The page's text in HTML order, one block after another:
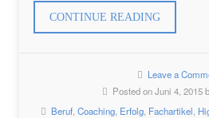
CONTINUE READING
BESIEGT
Leave a
Posted on Juni 4, 2015
Beruf Coaching Erfolg Fachartikel